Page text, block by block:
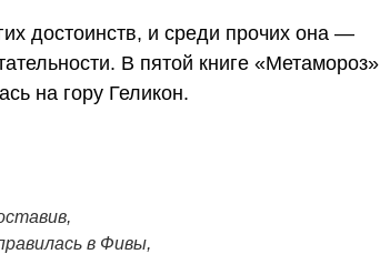
достоинств, и среди прочих она —
В пятой книге «Метамороз»
на гору Геликон.
в Фивы,